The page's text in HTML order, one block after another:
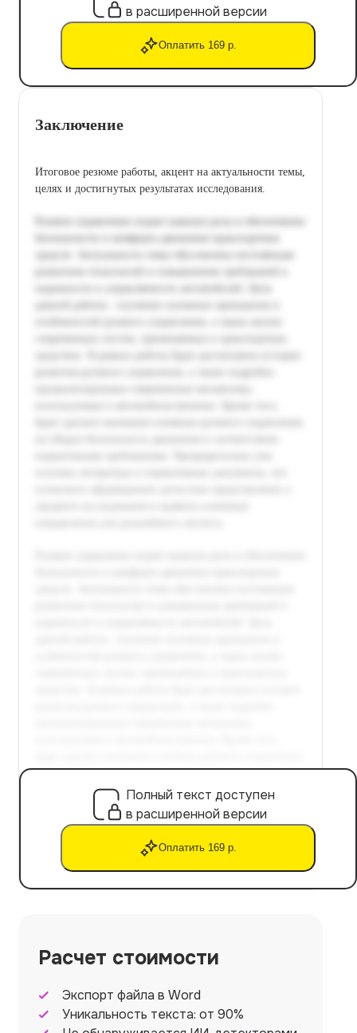
в расширенной версии
Оплатить 169 р.
Заключение
Итоговое резюме работы, акцент на актуальности темы,
целях и достигнутых результатах исследования.
Полный текст доступен
в расширенной версии
Оплатить 169 р.
Расчет стоимости
Экспорт файла в Word
Уникальность текста: от 90%